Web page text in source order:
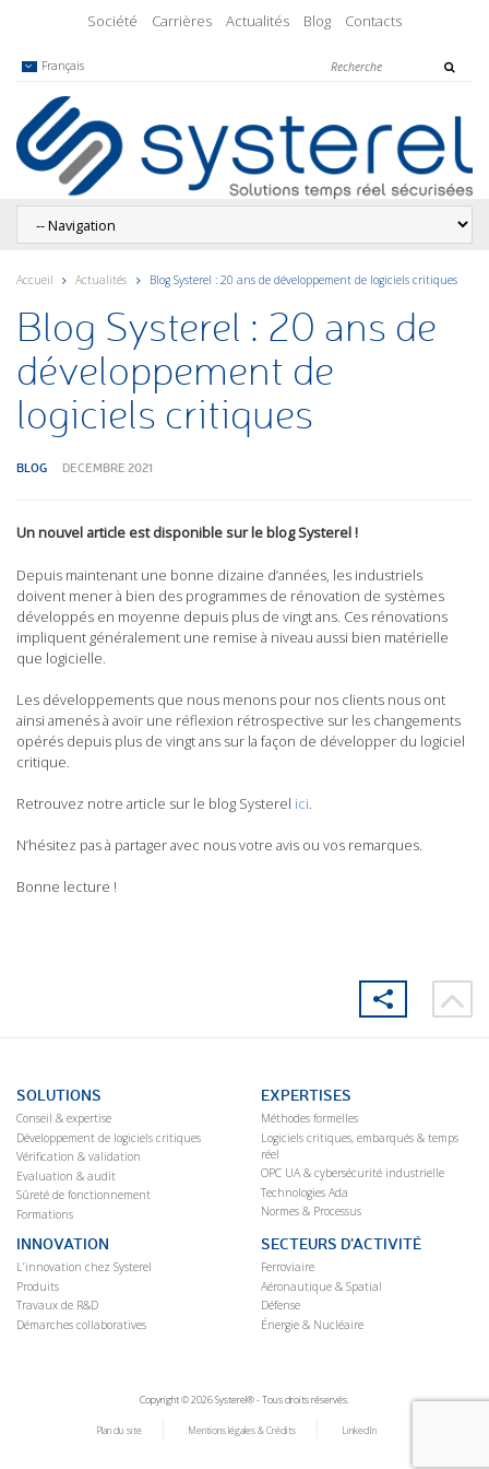
Société Carrières Actualités Blog Contacts
Français
Accueil Actualités Blog Systerel : 20 ans de développement de logiciels critiques
Blog Systerel : 20 ans de
développement de
logiciels critiques
BLOG DECEMBRE 2021
Un nouvel article est disponible sur le blog Systerel !
Depuis maintenant une bonne dizaine d’années, les industriels
doivent mener à bien des programmes de rénovation de systèmes
développés en moyenne depuis plus de vingt ans. Ces rénovations
impliquent généralement une remise à niveau aussi bien matérielle
que logicielle.
Les développements que nous menons pour nos clients nous ont
ainsi amenés à avoir une réflexion rétrospective sur les changements
opérés depuis plus de vingt ans sur la façon de développer du logiciel
critique.
Retrouvez notre article sur le blog Systerel ici.
N’hésitez pas à partager avec nous votre avis ou vos remarques.
Bonne lecture !
SOLUTIONS
Conseil & expertise
Développement de logiciels critiques
Vérification & validation
Evaluation & audit
Sûreté de fonctionnement
Formations
EXPERTISES
Méthodes formelles
Logiciels critiques, embarqués & temps
réel
OPC UA & cybersécurité industrielle
Technologies Ada
Normes & Processus
INNOVATION
L’innovation chez Systerel
Produits
Travaux de R&D
Démarches collaboratives
SECTEURS D’ACTIVITÉ
Ferroviaire
Aéronautique & Spatial
Défense
Énergie & Nucléaire
Copyright © 2026 Systerel® - Tous droits réservés.
Plan du site Mentions légales & Crédits LinkedIn